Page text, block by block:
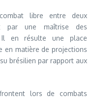
libre entre deux
par une maîtrise des
en résulte une place
en matière de projections
brésilien par rapport aux
lors de combats